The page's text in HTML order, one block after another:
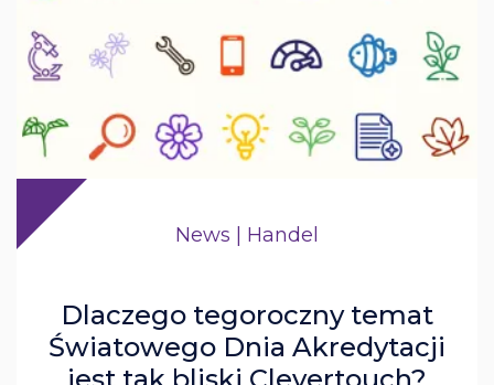
News | Handel
Dlaczego tegoroczny temat
Światowego Dnia Akredytacji